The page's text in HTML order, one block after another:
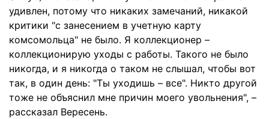
удивлен, потому что никаких замечаний, никакой
критики "с занесением в учетную карту
комсомольца" не было. Я коллекционер –
коллекционирую уходы с работы. Такого не было
никогда, и я никогда о таком не слышал, чтобы вот
так, в один день: "Ты уходишь – все". Никто другой
тоже не объяснил мне причин моего увольнения", –
рассказал Вересень.